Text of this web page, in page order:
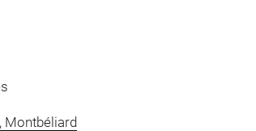
Montbéliard